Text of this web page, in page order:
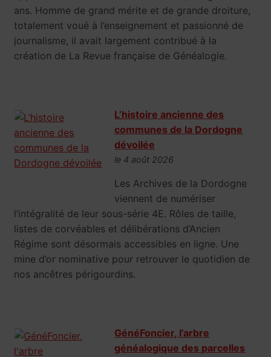
ans. Homme de grand mérite et de grande droiture,
totalement voué à l’enseignement et passionné de
journalisme, il avait largement contribué à la
création de La Revue française de Généalogie.
L’histoire ancienne des
communes de la Dordogne
dévoilée
le 4 août 2026
Les Archives de la Dordogne
viennent de numériser
l’intégralité de leur sous-série 4E. Rôles de taille,
listes de corvéables et délibérations d’Ancien
Régime sont désormais accessibles en ligne. Une
mine d’or nominative pour retrouver le quotidien de
nos ancêtres périgourdins.
GénéFoncier, l'arbre
généalogique des parcelles